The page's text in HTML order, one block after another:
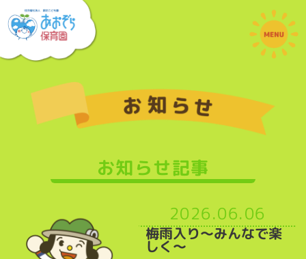
お知らせ記事
2026.06.06
梅雨入り～みんなで楽
しく～